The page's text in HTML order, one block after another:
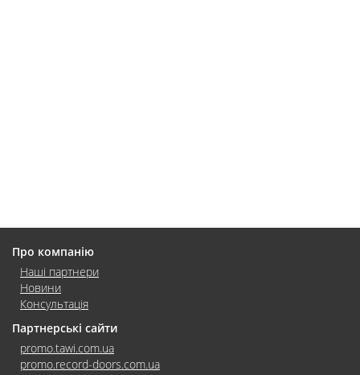
Про компанію
Наші партнери
Новини
Консультація
Партнерські сайти
promo.tawi.com.ua
promo.record-doors.com.ua